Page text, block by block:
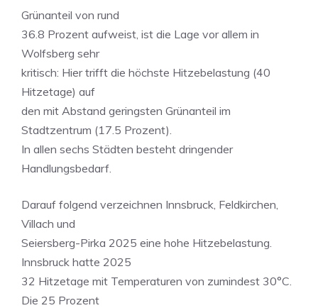
Grünanteil von rund
36.8 Prozent aufweist, ist die Lage vor allem in
Wolfsberg sehr
kritisch: Hier trifft die höchste Hitzebelastung (40
Hitzetage) auf
den mit Abstand geringsten Grünanteil im
Stadtzentrum (17.5 Prozent).
In allen sechs Städten besteht dringender
Handlungsbedarf.
Darauf folgend verzeichnen Innsbruck, Feldkirchen,
Villach und
Seiersberg-Pirka 2025 eine hohe Hitzebelastung.
Innsbruck hatte 2025
32 Hitzetage mit Temperaturen von zumindest 30°C.
Die 25 Prozent